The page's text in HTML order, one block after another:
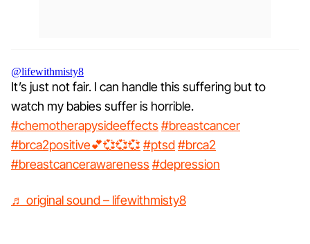
@lifewithmisty8
It’s just not fair. I can handle this suffering but to
watch my babies suffer is horrible.
#chemotherapysideeffects #breastcancer
#brca2positive💕💞💞💞 #ptsd#brca2
#breastcancerawareness #depression
♬ original sound – lifewithmisty8